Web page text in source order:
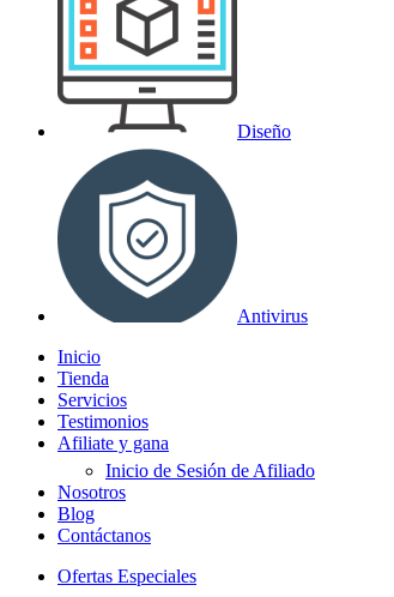
Diseño
Antivirus
Inicio
Tienda
Servicios
Testimonios
Afiliate y gana
Inicio de Sesión de Afiliado
Nosotros
Blog
Contáctanos
Ofertas Especiales